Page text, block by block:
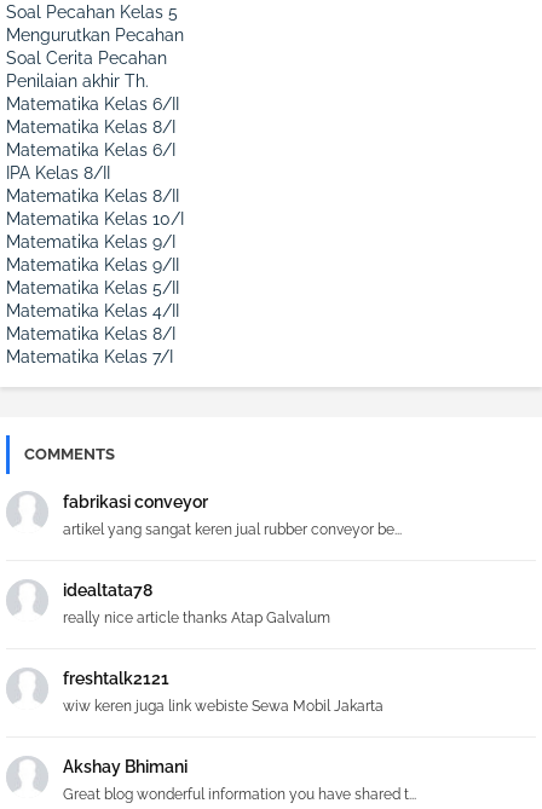
Soal Pecahan Kelas 5
Mengurutkan Pecahan
Soal Cerita Pecahan
Penilaian akhir Th.
Matematika Kelas 6/II
Matematika Kelas 8/I
Matematika Kelas 6/I
IPA Kelas 8/II
Matematika Kelas 8/II
Matematika Kelas 10/I
Matematika Kelas 9/I
Matematika Kelas 9/II
Matematika Kelas 5/II
Matematika Kelas 4/II
Matematika Kelas 8/I
Matematika Kelas 7/I
COMMENTS
fabrikasi conveyor
artikel yang sangat keren jual rubber conveyor be...
idealtata78
really nice article thanks Atap Galvalum
freshtalk2121
wiw keren juga link webiste Sewa Mobil Jakarta
Akshay Bhimani
Great blog wonderful information you have shared t...